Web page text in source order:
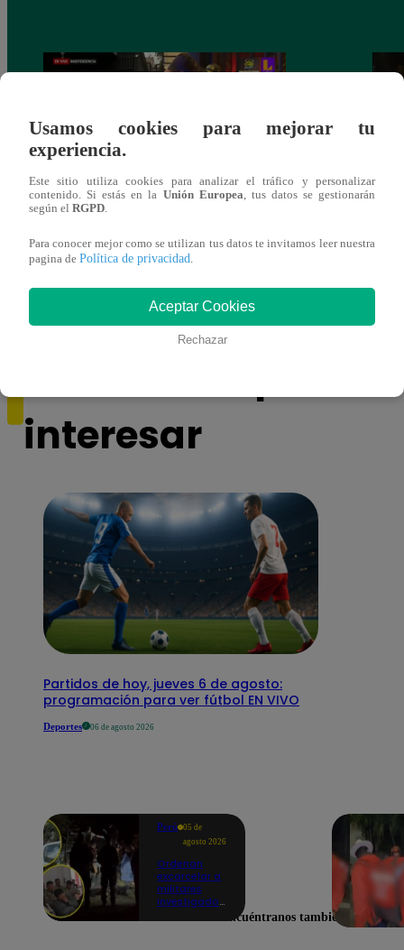
lo que sabe de la muerte del exparticipante
de ‘La Voz Perú’
de
interesar
Partidos de hoy, jueves 6 de agosto:
programación para ver fútbol EN VIVO
Deportes 06 de agosto 2026
Perú
05 de
agosto 2026
Ordenan
excarcelar a
militares
investigados
Usamos cookies para mejorar tu
experiencia.
Este sitio utiliza cookies para analizar el tráfico y personalizar
contenido. Si estás en la Unión Europea , tus datos se gestionarán
según el RGPD
Para conocer mejor como se utilizan tus datos te invitamos leer nuestra
pagina de Política de privacidad
Aceptar Cookies
Rechazar
Encuéntranos también en